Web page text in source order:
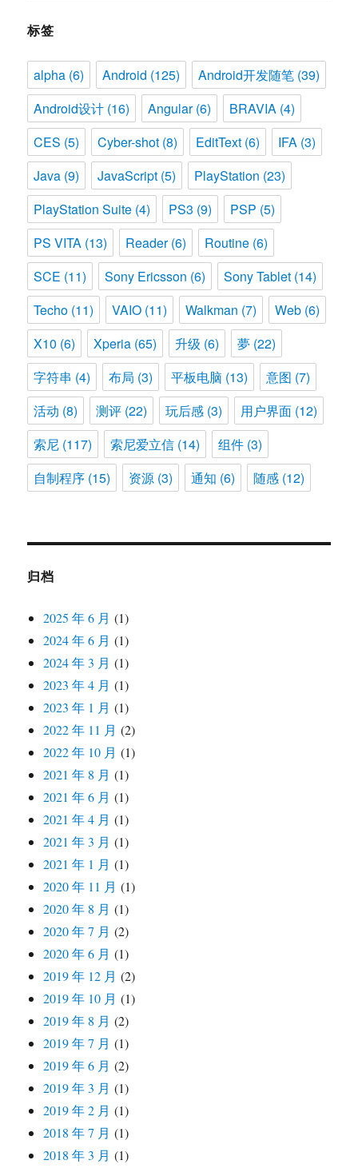
标签
alpha (6) Android (125) Android开发随笔 (39)
Android设计 (16) Angular(6) BRAVIA (4)
CES (5) Cyber-shot (8) EditText (6) IFA (3)
Java (9) JavaScript (5) PlayStation (23)
PlayStation Suite (4) PS3 (9) PSP (5)
PS VITA (13) Reader(6) Routine (6)
SCE (11) Sony Ericsson (6) Sony Tablet (14)
Techo (11) VAIO (11) Walkman (7) Web (6)
X10 (6) Xperia (65) 升级 (6) 夢 (22)
字符串 (4) 布局 (3) 平板电脑 (13) 意图 (7)
活动 (8) 测评 (22) 玩后感 (3) 用户界面 (12)
索尼 (117) 索尼爱立信 (14) 组件 (3)
自制程序 (15) 资源 (3) 通知 (6) 随感 (12)
归档
2025 年 6 月 (1)
2024 年 6 月 (1)
2024 年 3 月 (1)
2023 年 4 月 (1)
2023 年 1 月 (1)
2022 年 11 月 (2)
2022 年 10 月 (1)
2021 年 8 月 (1)
2021 年 6 月 (1)
2021 年 4 月 (1)
2021 年 3 月 (1)
2021 年 1 月 (1)
2020 年 11 月 (1)
2020 年 8 月 (1)
2020 年 7 月 (2)
2020 年 6 月 (1)
2019 年 12 月 (2)
2019 年 10 月 (1)
2019 年 8 月 (2)
2019 年 7 月 (1)
2019 年 6 月 (2)
2019 年 3 月 (1)
2019 年 2 月 (1)
2018 年 7 月 (1)
2018 年 3 月 (1)